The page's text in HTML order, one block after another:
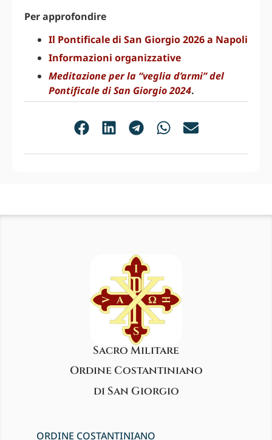
Per approfondire
Il Pontificale di San Giorgio 2026 a Napoli
Informazioni organizzative
Meditazione per la “veglia d’armi” del
Pontificale di San Giorgio 2024.
Sacro Militare
Ordine Costantiniano
di San Giorgio
ORDINE COSTANTINIANO